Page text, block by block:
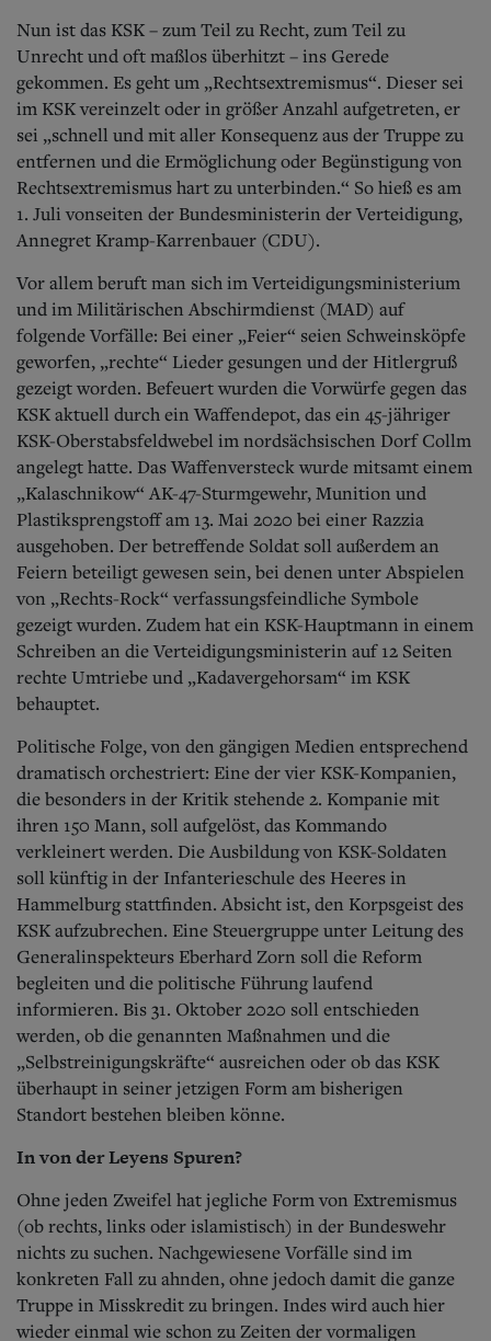
Nun ist das KSK – zum Teil zu Recht, zum Teil zu
Unrecht und oft maßlos überhitzt – ins Gerede
gekommen. Es geht um „Rechtsextremismus“. Dieser sei
im KSK vereinzelt oder in größer Anzahl aufgetreten, er
sei „schnell und mit aller Konsequenz aus der Truppe zu
entfernen und die Ermöglichung oder Begünstigung von
Rechtsextremismus hart zu unterbinden.“ So hieß es am
1. Juli vonseiten der Bundesministerin der Verteidigung,
Annegret Kramp-Karrenbauer (CDU).
Vor allem beruft man sich im Verteidigungsministerium
und im Militärischen Abschirmdienst (MAD) auf
folgende Vorfälle: Bei einer „Feier“ seien Schweinsköpfe
geworfen, „rechte“ Lieder gesungen und der Hitlergruß
gezeigt worden. Befeuert wurden die Vorwürfe gegen das
KSK aktuell durch ein Waffendepot, das ein 45-jähriger
KSK-Oberstabsfeldwebel im nordsächsischen Dorf Collm
angelegt hatte. Das Waffenversteck wurde mitsamt einem
„Kalaschnikow“ AK-47-Sturmgewehr, Munition und
Plastiksprengstoff am 13. Mai 2020 bei einer Razzia
ausgehoben. Der betreffende Soldat soll außerdem an
Feiern beteiligt gewesen sein, bei denen unter Abspielen
von „Rechts-Rock“ verfassungsfeindliche Symbole
gezeigt wurden. Zudem hat ein KSK-Hauptmann in einem
Schreiben an die Verteidigungsministerin auf 12 Seiten
rechte Umtriebe und „Kadavergehorsam“ im KSK
behauptet.
Politische Folge, von den gängigen Medien entsprechend
dramatisch orchestriert: Eine der vier KSK-Kompanien,
die besonders in der Kritik stehende 2. Kompanie mit
ihren 150 Mann, soll aufgelöst, das Kommando
verkleinert werden. Die Ausbildung von KSK-Soldaten
soll künftig in der Infanterieschule des Heeres in
Hammelburg stattfinden. Absicht ist, den Korpsgeist des
KSK aufzubrechen. Eine Steuergruppe unter Leitung des
Generalinspekteurs Eberhard Zorn soll die Reform
begleiten und die politische Führung laufend
informieren. Bis 31. Oktober 2020 soll entschieden
werden, ob die genannten Maßnahmen und die
„Selbstreinigungskräfte“ ausreichen oder ob das KSK
überhaupt in seiner jetzigen Form am bisherigen
Standort bestehen bleiben könne.
In von der Leyens Spuren?
Ohne jeden Zweifel hat jegliche Form von Extremismus
(ob rechts, links oder islamistisch) in der Bundeswehr
nichts zu suchen. Nachgewiesene Vorfälle sind im
konkreten Fall zu ahnden, ohne jedoch damit die ganze
Truppe in Misskredit zu bringen. Indes wird auch hier
wieder einmal wie schon zu Zeiten der vormaligen